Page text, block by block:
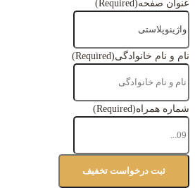
عنوان صفحه(Required)
نام و نام خانوادگی(Required)
شماره همراه(Required)